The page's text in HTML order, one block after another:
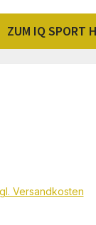
ZUM IQ SPORT
Versandkosten